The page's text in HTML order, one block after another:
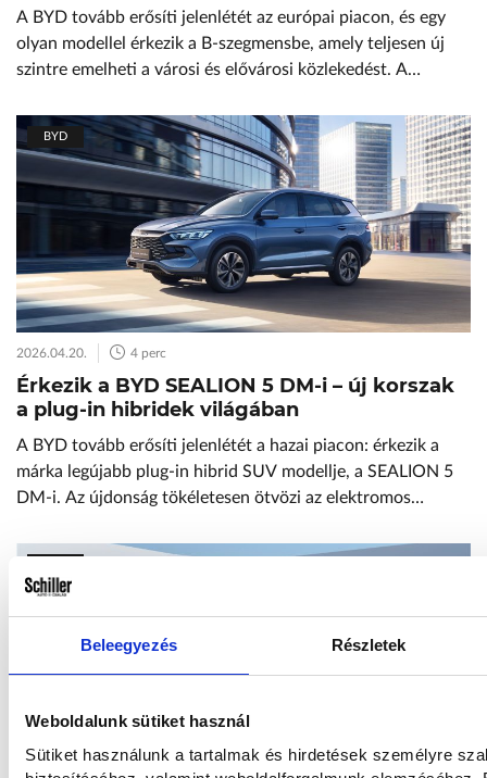
Beleegyezés Részletek
Weboldalunk sütiket használ
Sütiket használunk a tartalmak és hirdetések személyre
A BYD tovább erősíti jelenlétét az európai piacon, és egy
olyan modellel érkezik a B-szegmensbe, amely teljesen új
szintre emelheti a városi és elővárosi közlekedést. A
hibrid modellje, amely a kompakt méreteket, az elektromos
vezetési élményt és a kiemelkedő hatótávot ötvözi egy
modern, praktikus csomagban. Elektromos […]
BYD
2026.04.20. 4 perc
Érkezik a BYD SEALION 5 DM-i – új korszak
a plug-in hibridek világában
A BYD tovább erősíti jelenlétét a hazai piacon: érkezik a
márka legújabb plug-in hibrid SUV modellje, a SEALION 5
DM-i. Az újdonság tökéletesen ötvözi az elektromos
motor nyújtotta szabadsággal – mindezt egy tágas, modern
és családbarát csomagban. Hatótáv, ami új szintre emeli a
szabadságot A SEALION […]